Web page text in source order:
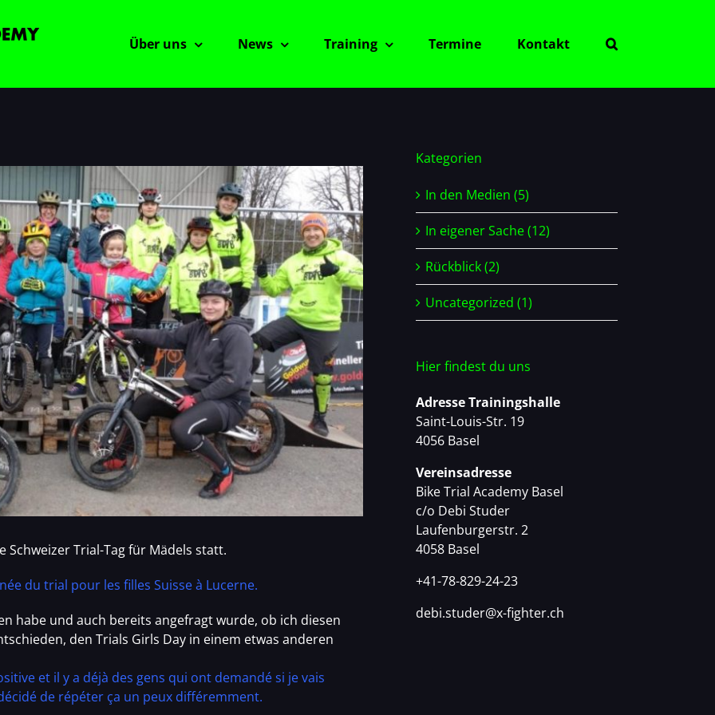
Über uns News Training Termine Kontakt
Trial-Tag für Mädels statt.
du trial pour les filles Suisse à Lucerne.
habe und auch bereits angefragt wurde, ob ich diesen
den Trials Girls Day in einem etwas anderen
et il y a déjà des gens qui ont demandé si je vais
de répéter ça un peux différemment.
Kategorien
In den Medien (5)
In eigener Sache (12)
Rückblick (2)
Uncategorized (1)
Hier findest du uns
Adresse Trainingshalle
Saint-Louis-Str. 19
4056 Basel
Vereinsadresse
Bike Trial Academy Basel
c/o Debi Studer
Laufenburgerstr. 2
4058 Basel
+41-78-829-24-23
debi.studer@x-fighter.ch